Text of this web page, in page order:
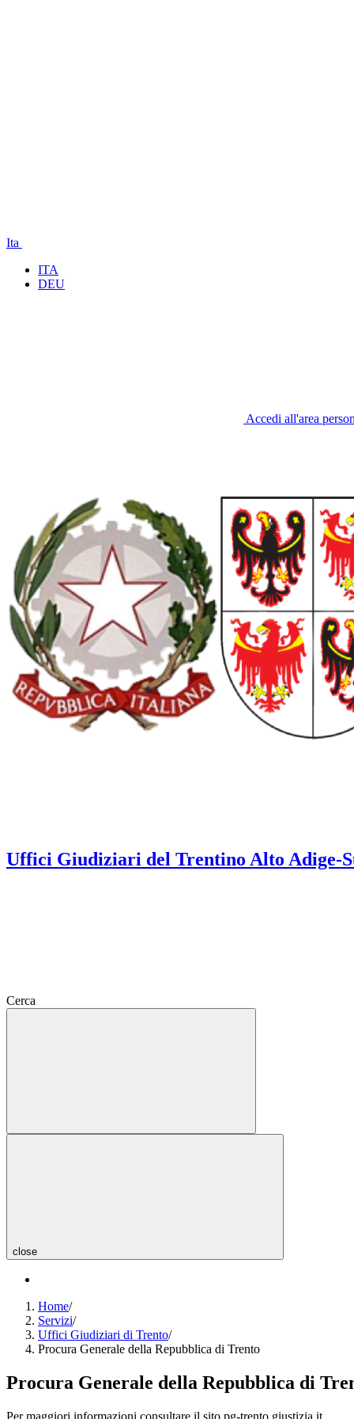
Ita
ITA
DEU
Accedi all'area
Uffici Giudiziari del Trentino Alto Adige-
Cerca
close
Home/
Servizi/
Uffici Giudiziari di Trento/
Procura Generale della Repubblica di Trento
Procura Generale della Repubblica di
Per maggiori informazioni consultare il sito pg-trento.giustizia.it